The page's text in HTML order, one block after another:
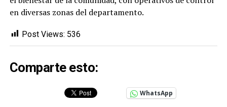
en diversas zonas del departamento.
Post Views: 536
Comparte esto:
WhatsApp